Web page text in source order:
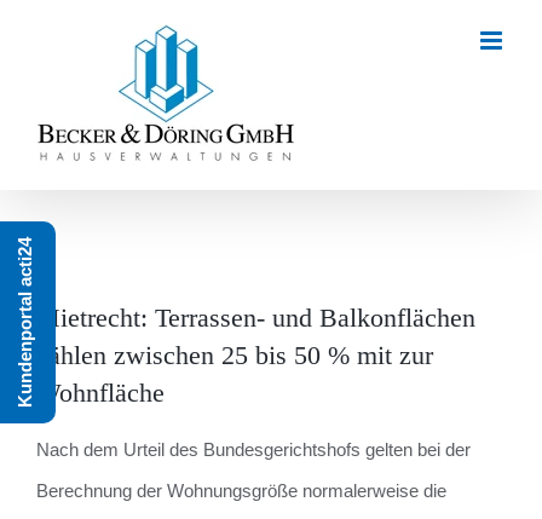
Mietrecht: Terrassen- und Balkonflächen
zählen zwischen 25 bis 50 % mit zur
Wohnfläche
Nach dem Urteil des Bundesgerichtshofs gelten bei der
Berechnung der Wohnungsgröße normalerweise die
Kundenportal acti24